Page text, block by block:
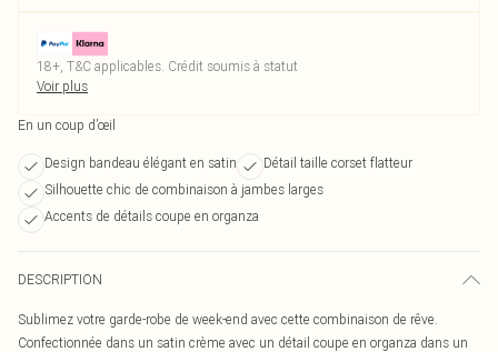
18+, T&C applicables. Crédit soumis à statut
Voir plus
En un coup d’œil
Design bandeau élégant en satin
Détail taille corset flatteur
Silhouette chic de combinaison à jambes larges
Accents de détails coupe en organza
DESCRIPTION
Sublimez votre garde-robe de week-end avec cette combinaison de rêve.
Confectionnée dans un satin crème avec un détail coupe en organza dans un